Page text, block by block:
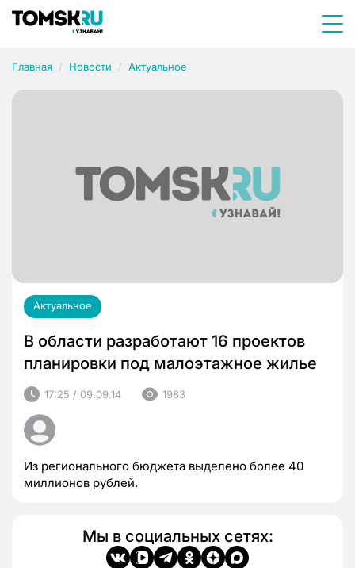
Главная Новости Актуальное
Актуальное
В области разработают 16 проектов
планировки под малоэтажное жилье
17:25 / 09.09.14 1983
Из регионального бюджета выделено более 40
миллионов рублей.
Мы в социальных сетях: